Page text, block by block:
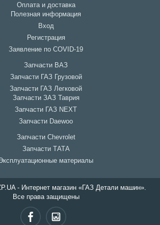
Оплата и доставка
Полезная информация
Вход
Регистрация
Заявление по COVID-19
Запчасти ВАЗ
Запчасти ГАЗ Грузовой
Запчасти ГАЗ Легковой
Запчасти ЗАЗ Таврия
Запчасти ГАЗ NEXT
Запчасти Daewoo
Запчасти Chevrolet
Запчасти ТАТА
материалы
- Интернет магазин «ГАЗ Детали машин».
Все права защищены